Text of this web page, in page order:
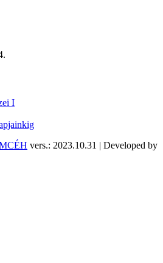
I
vers.: 2023.10.31 | Developed by